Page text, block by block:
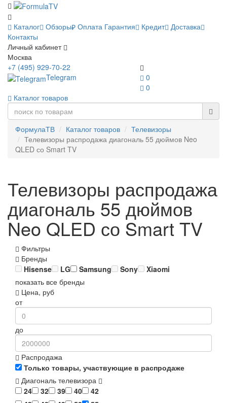
Каталог Обзоры Оплата Гарантия Кредит Доставка
Контакты
Личный кабинет
Москва
0
0
+7 (495) 929-70-22
Telegram
Каталог товаров
ФормулаТВ Каталог товаров
Телевизоры
Телевизоры распродажа диагональ 55 дюймов Neo
QLED со Smart TV
Телевизоры распродажа
диагональ 55 дюймов
Neo QLED со Smart TV
Фильтры
Бренды
Hisense
LG Samsung Sony
Xiaomi
показать все бренды
Цена, руб
от
до
Распродажа
Только товары, участвующие в распродаже
Диагональ телевизора
24
32 39 40
42